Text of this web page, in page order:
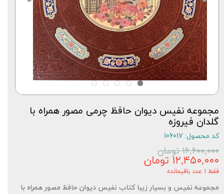
مجموعه نفیس دیوان حافظ چرمی مصور همراه با
گلدان فیروزه
کد محصول: 106017
۱۶,۶۰۰,۰۰۰ تومان
۱۲,۴۵۰,۰۰۰ تومان
فقط ۱ عدد باقیمانده
مجموعه نفیس و بسیار زیبا کتاب نفیس دیوان حافظ مصور همراه با